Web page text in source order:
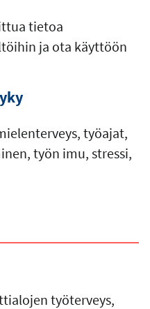
tietoa
ja ota käyttöön
työajat,
työn imu, stressi,
työterveys,